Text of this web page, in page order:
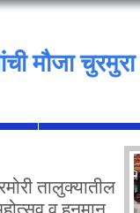
मौजा
तालुक्यातील